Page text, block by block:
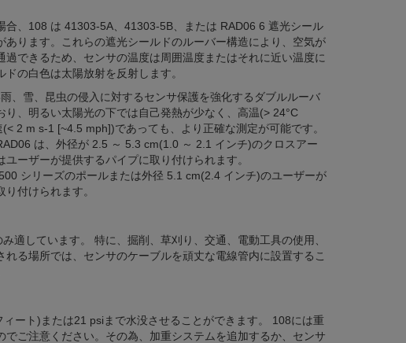
合、108 は 41303-5A、41303-5B、または RAD06 6 遮光シール
あります。これらの遮光シールドのルーバー構造により、空気が
過できるため、センサの温度は周囲温度またはそれに近い温度に
の白色は太陽放射を反射します。
、雪、昆虫の侵入に対するセンサ保護を強化するダブルルーバ
り、明るい太陽光の下では自己発熱が少なく、高温(> 24°C
2 m s-1 [~4.5 mph])であっても、より正確な測定が可能です。
は、外径が 2.5 ～ 5.3 cm(1.0 ～ 2.1 インチ)のクロスアー
ユーザーが提供するパイプに取り付けられます。
シリーズのポールまたは外径 5.1 cm(2.4 インチ)のユーザーが
付けられます。
適しています。 特に、掘削、草刈り、交通、電動工具の使用、
れる場所では、センサのケーブルを頑丈な電線管内に設置するこ
ート)または21 psiまで水没させることができます。 108には重
でご注意ください。その為、加重システムを追加するか、センサ